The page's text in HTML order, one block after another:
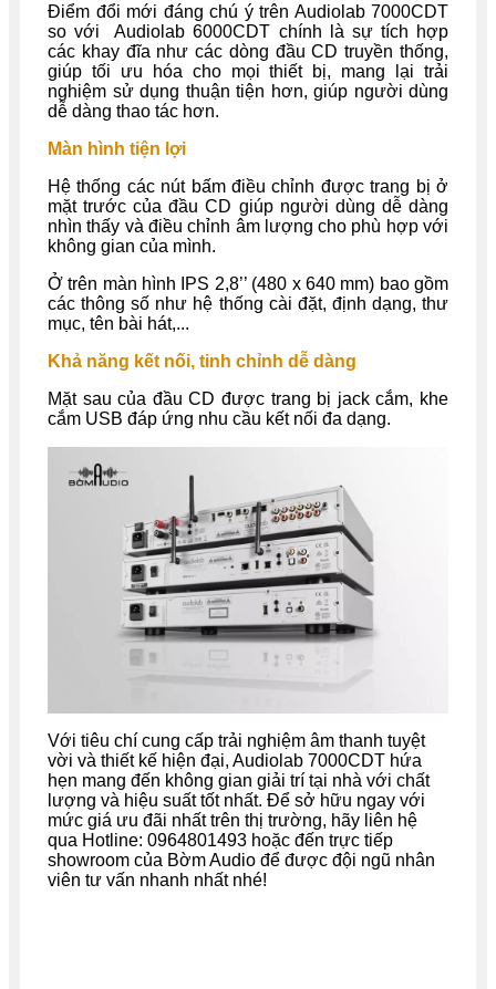
Điểm đổi mới đáng chú ý trên Audiolab 7000CDT
so với Audiolab 6000CDT chính là sự tích hợp
các khay đĩa như các dòng đầu CD truyền thống,
giúp tối ưu hóa cho mọi thiết bị, mang lại trải
nghiệm sử dụng thuận tiện hơn, giúp người dùng
dễ dàng thao tác hơn.
Màn hình tiện lợi
Hệ thống các nút bấm điều chỉnh được trang bị ở
mặt trước của đầu CD giúp người dùng dễ dàng
nhìn thấy và điều chỉnh âm lượng cho phù hợp với
không gian của mình.
Ở trên màn hình IPS 2,8’’ (480 x 640 mm) bao gồm
các thông số như hệ thống cài đặt, định dạng, thư
mục, tên bài hát,...
Khả năng kết nối, tinh chỉnh dễ dàng
Mặt sau của đầu CD được trang bị jack cắm, khe
cắm USB đáp ứng nhu cầu kết nối đa dạng.
Với tiêu chí cung cấp trải nghiệm âm thanh tuyệt
vời và thiết kế hiện đại, Audiolab 7000CDT hứa
hẹn mang đến không gian giải trí tại nhà với chất
lượng và hiệu suất tốt nhất. Để sở hữu ngay với
mức giá ưu đãi nhất trên thị trường, hãy liên hệ
qua Hotline: 0964801493 hoặc đến trực tiếp
showroom của Bờm Audio để được đội ngũ nhân
viên tư vấn nhanh nhất nhé!